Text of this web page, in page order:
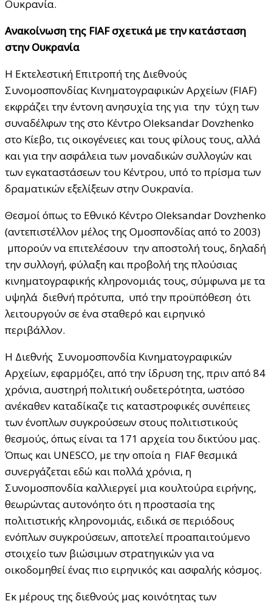
Ουκρανία.
Ανακοίνωση της FIAF σχετικά με την κατάσταση
στην Ουκρανία
Η Εκτελεστική Επιτροπή της Διεθνούς
Συνομοσπονδίας Κινηματογραφικών Αρχείων (FIAF)
εκφράζει την έντονη ανησυχία της για την τύχη των
συναδέλφων της στο Κέντρο Oleksandar Dovzhenko
στο Κίεβο, τις οικογένειες και τους φίλους τους, αλλά
και για την ασφάλεια των μοναδικών συλλογών και
των εγκαταστάσεων του Κέντρου, υπό το πρίσμα των
δραματικών εξελίξεων στην Ουκρανία.
Θεσμοί όπως το Εθνικό Κέντρο Oleksandar Dovzhenko
(αντεπιστέλλον μέλος της Ομοσπονδίας από το 2003)
μπορούν να επιτελέσουν την αποστολή τους, δηλαδή
την συλλογή, φύλαξη και προβολή της πλούσιας
κινηματογραφικής κληρονομιάς τους, σύμφωνα με τα
υψηλά διεθνή πρότυπα, υπό την προϋπόθεση ότι
λειτουργούν σε ένα σταθερό και ειρηνικό
περιβάλλον.
Η Διεθνής Συνομοσπονδία Κινηματογραφικών
Αρχείων, εφαρμόζει, από την ίδρυση της, πριν από 84
χρόνια, αυστηρή πολιτική ουδετερότητα, ωστόσο
ανέκαθεν καταδίκαζε τις καταστροφικές συνέπειες
των ένοπλων συγκρούσεων στους πολιτιστικούς
θεσμούς, όπως είναι τα 171 αρχεία του δικτύου μας.
Όπως και UNESCO, με την οποία η FIAF θεσμικά
συνεργάζεται εδώ και πολλά χρόνια, η
Συνομοσπονδία καλλιεργεί μια κουλτούρα ειρήνης,
θεωρώντας αυτονόητο ότι η προστασία της
πολιτιστικής κληρονομιάς, ειδικά σε περιόδους
ενόπλων συγκρούσεων, αποτελεί προαπαιτούμενο
στοιχείο των βιώσιμων στρατηγικών για να
οικοδομηθεί ένας πιο ειρηνικός και ασφαλής κόσμος.
Εκ μέρους της διεθνούς μας κοινότητας των